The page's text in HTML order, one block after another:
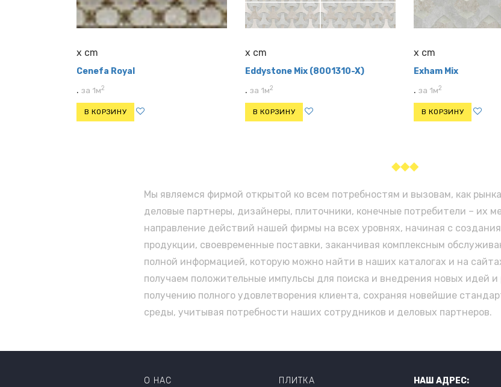
x cm
Cenefa Royal
. за 1м2
В КОРЗИНУ
x cm
Eddystone Mix (8001310-X)
. за 1м2
В КОРЗИНУ
x cm
Exham Mix
. за 1м2
В КОРЗИНУ
◆◆◆
Мы являемся фирмой открытой ко всем потребностям и вызовам, как
деловые партнеры, дизайнеры, плиточники, конечные потребители – их
направление действий нашей фирмы на всех уровнях, начиная с
продукции, своевременные поставки, заканчивая комплексным
полной информацией, которую можно найти в наших каталогах и на
получаем положительные импульсы для поиска и внедрения новых идей
получению полного удовлетворения клиента, сохраняя новейшие
среды, учитывая потребности наших сотрудников и деловых партнеров.
О НАС ПЛИТКА НАШ АДРЕС: